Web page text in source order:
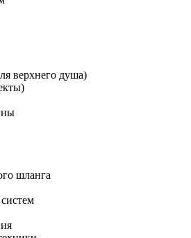
верхнего душа)
шланга